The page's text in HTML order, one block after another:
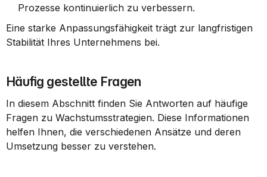
Prozesse kontinuierlich zu verbessern.
Eine starke Anpassungsfähigkeit trägt zur langfristigen
Stabilität Ihres Unternehmens bei.
Häufig gestellte Fragen
In diesem Abschnitt finden Sie Antworten auf häufige
Fragen zu Wachstumsstrategien. Diese Informationen
helfen Ihnen, die verschiedenen Ansätze und deren
Umsetzung besser zu verstehen.